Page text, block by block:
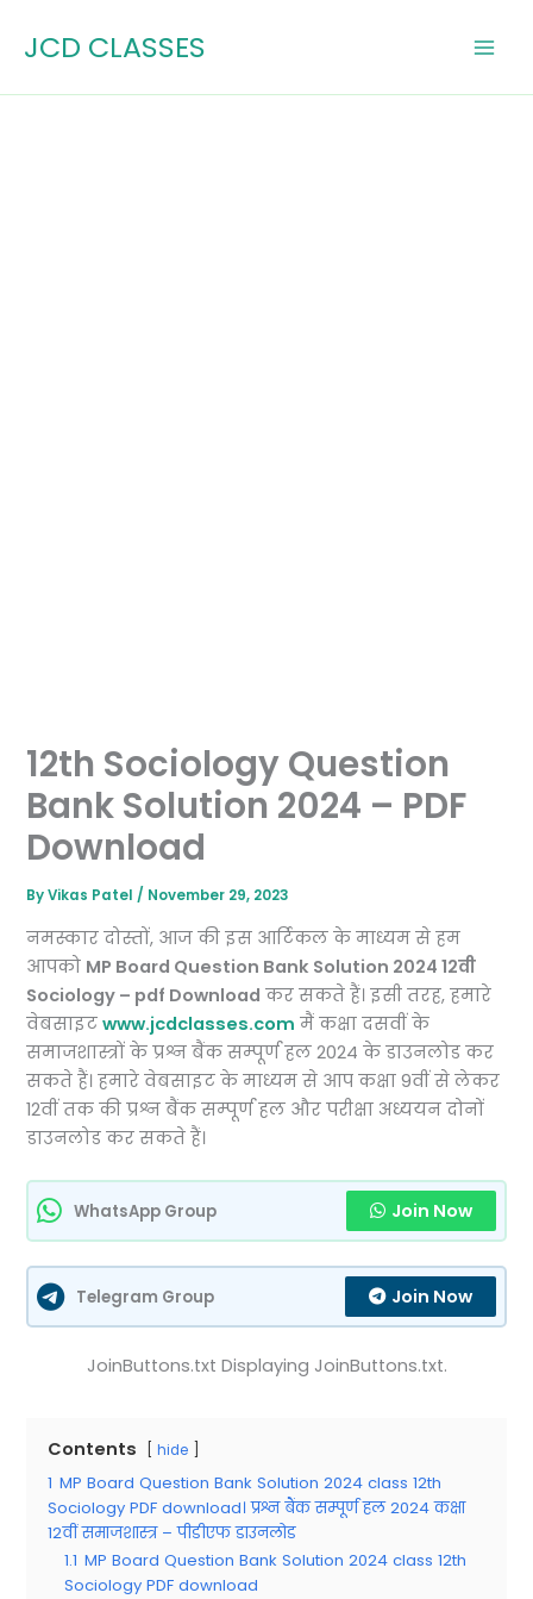
JCD CLASSES
12th Sociology Question
Bank Solution 2024 – PDF
Download
ByVikas Patel/ November 29, 2023
नमस्कार दोस्तों, आज की इस आर्टिकल के माध्यम से हम
आपको MP Board Question Bank Solution 2024 12वी
Sociology – pdf Download कर सकते हैं। इसी तरह, हमारे
वेबसाइटwww.jcdclasses.com मैं कक्षा दसवीं के
समाजशास्त्रों के प्रश्न बैंक सम्पूर्ण हल 2024 के डाउनलोड कर
सकते हैं। हमारे वेबसाइट के माध्यम से आप कक्षा 9वीं से लेकर
12वीं तक की प्रश्न बैंक सम्पूर्ण हल और परीक्षा अध्ययन दोनों
डाउनलोड कर सकते हैं।
WhatsApp Group Join Now
Telegram Group Join Now
JoinButtons.txt Displaying JoinButtons.txt.
Contents hide
1 MP Board Question Bank Solution 2024 class 12th
Sociology PDF download। प्रश्न बैंक सम्पूर्ण हल 2024 कक्षा
12वीं समाजशास्त्र – पीडीएफ डाउनलोड
1.1 MP Board Question Bank Solution 2024 class 12th
Sociology PDF download